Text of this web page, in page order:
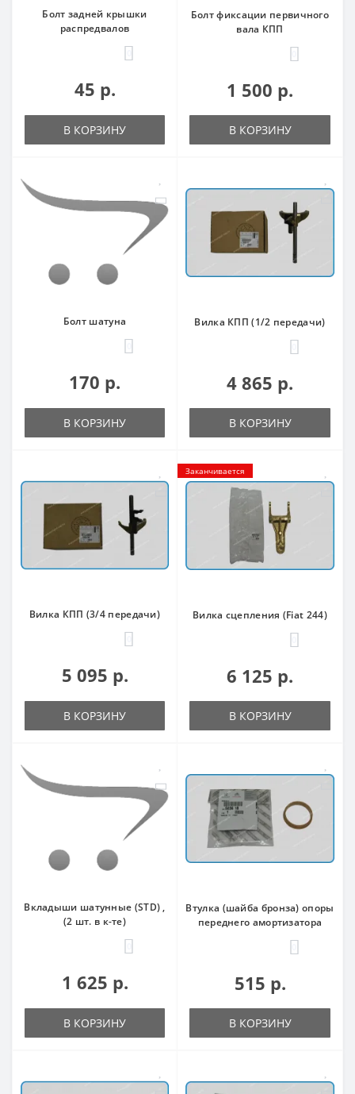
Болт задней крышки
распредвалов
45 р.
В КОРЗИНУ
Болт фиксации первичного
вала КПП
1 500 р.
В КОРЗИНУ
Болт шатуна
170 р.
В КОРЗИНУ
Вилка КПП (1/2 передачи)
4 865 р.
В КОРЗИНУ
Вилка КПП (3/4 передачи)
5 095 р.
В КОРЗИНУ
Заканчивается
Вилка сцепления (Fiat 244)
6 125 р.
В КОРЗИНУ
Вкладыши шатунные (STD) ,
(2 шт. в к-те)
1 625 р.
В КОРЗИНУ
Втулка (шайба бронза) опоры
переднего амортизатора
515 р.
В КОРЗИНУ